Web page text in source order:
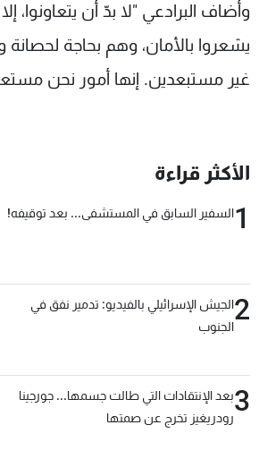
وأضاف البرادعي "لا بدّ أن يتعاونوا،
يشعروا بالأمان، وهم بحاجة لحصانة
غير مستبعدين. إنها أمور نحن
الأكثر قراءة
1السفير السابق في المستشفى... بعد توقيفه!
2الجيش الإسرائيلي بالفيديو: تدمير نفق في
الجنوب
3بعد الإنتقادات التي طالت جسمها... جورجينا
رودريغيز تخرج عن صمتها